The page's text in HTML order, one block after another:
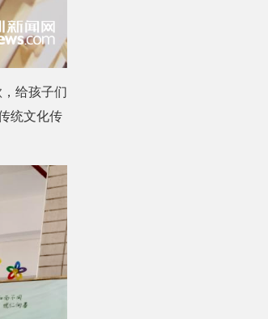
给孩子们
统文化传